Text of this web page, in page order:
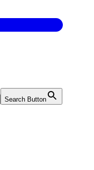
Search Button